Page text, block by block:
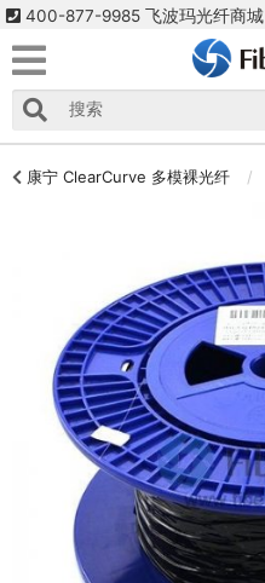
400-877-9985 飞波玛光纤商城
康宁 ClearCurve 多模裸光纤